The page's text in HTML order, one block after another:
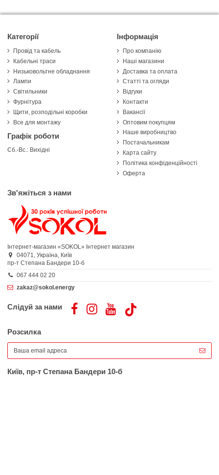
Категорії
Провід та кабель
Кабельні траси
Низьковольтне обладнання
Лампи
Світильники
Фурнітура
Щити, розподільні коробки
Все для монтажу
Графік роботи
Сб.-Вс.: Вихідні
Інформація
Про компанію
Наші магазини
Доставка та оплата
Статті та огляди
Відгуки
Контакти
Вакансії
Оптовим покупцям
Наше виробництво
Постачальникам
Карта сайту
Політика конфіденційності
Оферта
Зв'яжіться з нами
Інтернет-магазин «SOKOL» Інтернет магазин
04071, Україна, Київ
пр-т Степана Бандери 10-б
067 444 02 20
zakaz@sokol.energy
Слідуй за нами
Розсилка
Київ, пр-т Степана Бандери 10-б